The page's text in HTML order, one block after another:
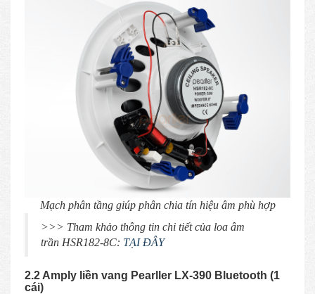
Mạch phân tầng giúp phân chia tín hiệu âm phù hợp
>>> Tham khảo thông tin chi tiết của loa âm
trần HSR182-8C: TẠI ĐÂY
2.2 Amply liền vang Pearller LX-390 Bluetooth (1
cái)